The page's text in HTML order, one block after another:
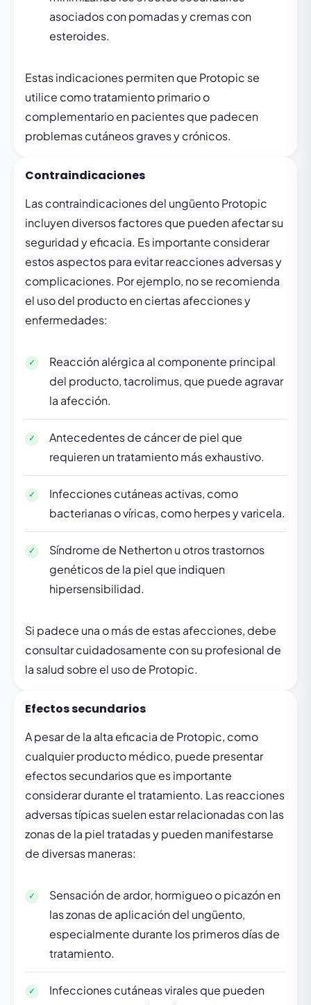
asociados con pomadas y cremas con
esteroides.
Estas indicaciones permiten que Protopic se
utilice como tratamiento primario o
complementario en pacientes que padecen
problemas cutáneos graves y crónicos.
Contraindicaciones
Las contraindicaciones del ungüento Protopic
incluyen diversos factores que pueden afectar su
seguridad y eficacia. Es importante considerar
estos aspectos para evitar reacciones adversas y
complicaciones. Por ejemplo, no se recomienda
el uso del producto en ciertas afecciones y
enfermedades:
Reacción alérgica al componente principal
del producto, tacrolimus, que puede agravar
la afección.
Antecedentes de cáncer de piel que
requieren un tratamiento más exhaustivo.
Infecciones cutáneas activas, como
bacterianas o víricas, como herpes y varicela.
Síndrome de Netherton u otros trastornos
genéticos de la piel que indiquen
hipersensibilidad.
Si padece una o más de estas afecciones, debe
consultar cuidadosamente con su profesional de
la salud sobre el uso de Protopic.
Efectos secundarios
A pesar de la alta eficacia de Protopic, como
cualquier producto médico, puede presentar
efectos secundarios que es importante
considerar durante el tratamiento. Las reacciones
adversas típicas suelen estar relacionadas con las
zonas de la piel tratadas y pueden manifestarse
de diversas maneras:
Sensación de ardor, hormigueo o picazón en
las zonas de aplicación del ungüento,
especialmente durante los primeros días de
tratamiento.
Infecciones cutáneas virales que pueden